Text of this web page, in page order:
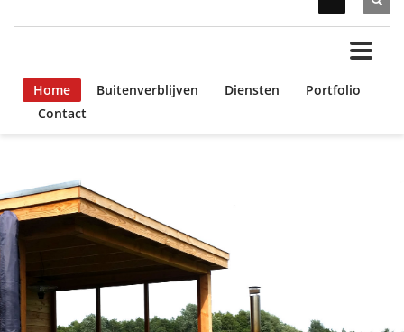
Home Buitenverblijven Diensten
Portfolio
Contact